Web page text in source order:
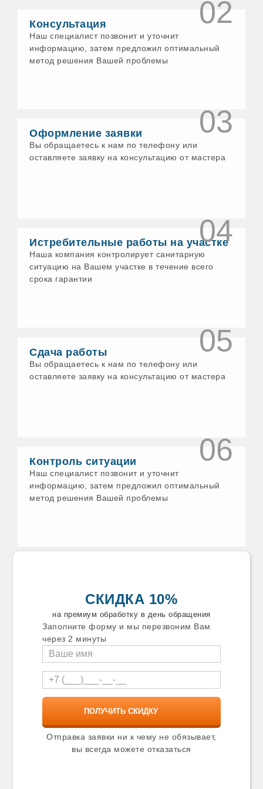
02
Консультация
Наш специалист позвонит и уточнит
информацию, затем предложил оптимальный
метод решения Вашей проблемы
03
Оформление заявки
Вы обращаетесь к нам по телефону или
оставляете заявку на консультацию от мастера
04
Истребительные работы на участке
Наша компания контролирует санитарную
ситуацию на Вашем участке в течение всего
срока гарантии
05
Сдача работы
Вы обращаетесь к нам по телефону или
оставляете заявку на консультацию от мастера
06
Контроль ситуации
Наш специалист позвонит и уточнит
информацию, затем предложил оптимальный
метод решения Вашей проблемы
СКИДКА 10%
на премиум обработку в день обращения
Заполните форму и мы перезвоним Вам
через 2 минуты
Отправка заявки ни к чему не обязывает,
вы всегда можете отказаться